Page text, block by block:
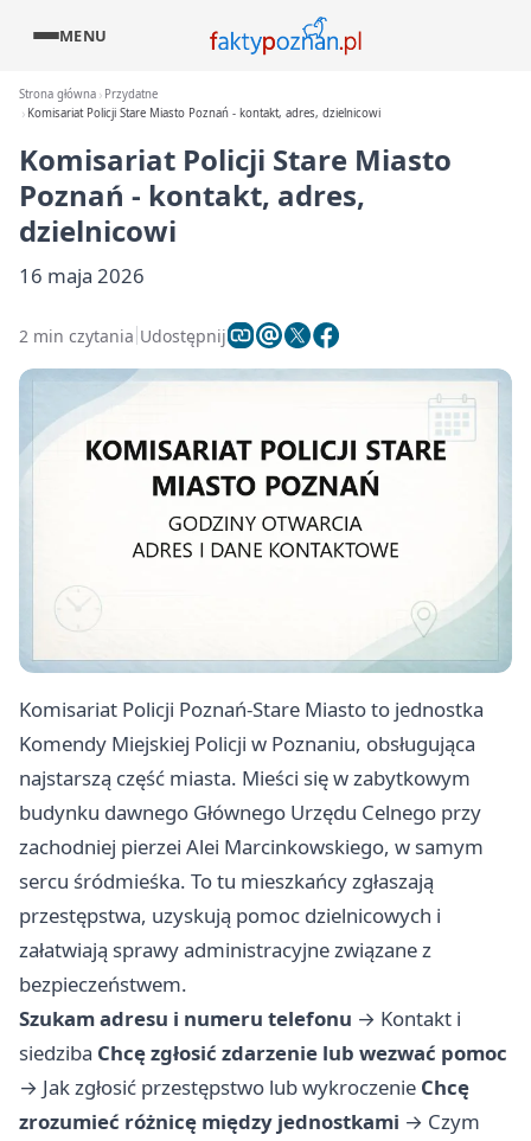
MENU
Strona główna
Przydatne
Komisariat Policji Stare Miasto Poznań - kontakt, adres, dzielnicowi
Komisariat Policji Stare Miasto
Poznań - kontakt, adres,
dzielnicowi
16 maja 2026
2 min czytania Udostępnij
Komisariat Policji Poznań-Stare Miasto to jednostka
Komendy Miejskiej Policji w Poznaniu, obsługująca
najstarszą część miasta. Mieści się w zabytkowym
budynku dawnego Głównego Urzędu Celnego przy
zachodniej pierzei Alei Marcinkowskiego, w samym
sercu śródmieśka. To tu mieszkańcy zgłaszają
przestępstwa, uzyskują pomoc dzielnicowych i
załatwiają sprawy administracyjne związane z
bezpieczeństwem.
Szukam adresu i numeru telefonu → Kontakt i
siedziba Chcę zgłosić zdarzenie lub wezwać pomoc
→ Jak zgłosić przestępstwo lub wykroczenie Chcę
zrozumieć różnicę między jednostkami → Czym